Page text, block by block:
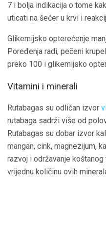
7 i bolja indikacija o tome
uticati na šećer u krvi i
Glikemijsko opterećenje
Poređenja radi, pečeni
preko 100 i glikemijsko
Vitamini i minerali
Rutabagas su odličan izvor
rutabaga sadrži više od
Rutabagas su dobar izvor
mangan, cink, magnezijum,
razvoj i održavanje
vrijednu količinu ovih